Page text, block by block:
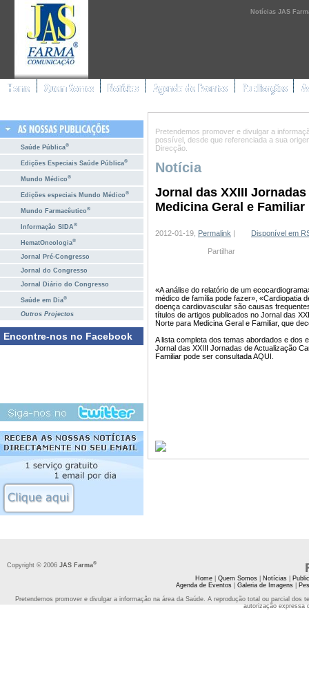
Notícias JAS
Saúde Pública®
Edições Especiais Saúde Pública®
Mundo Médico®
Edições especiais Mundo Médico®
Mundo Farmacêutico®
Informação SIDA®
HematOncologia®
Jornal Pré-Congresso
Jornal do Congresso
Jornal Diário do Congresso
Saúde em Dia®
Outros Projectos
Encontre-nos no Facebook
Pretendemos promover e divulgar a
possível, desde que referenciada a sua
Direcção.
Notícia
Jornal das XXIII
Medicina Geral e Familiar
2012-01-19, Permalink | Disponível em
Partilhar
«A análise do relatório de um
médico de família pode fazer», «Cardiopatia
doença cardiovascular são causas
títulos de artigos publicados no Jornal das
Norte para Medicina Geral e Familiar, que
A lista completa dos temas abordados e dos
Jornal das XXIII Jornadas de Actualização
Familiar pode ser consultada AQUI.
Copyright © 2006 JAS Farma®
Home| Quem Somos| Notícias|
Agenda de Eventos| Galeria de Imagens|
Pretendemos promover e divulgar a informação na área da Saúde. A reprodução total ou parcial
autorização expressa